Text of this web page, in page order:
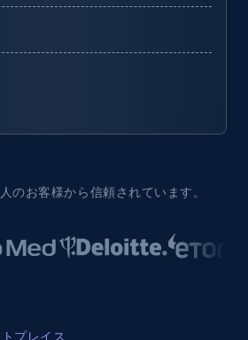
のお客様から信頼されています。
プレイス